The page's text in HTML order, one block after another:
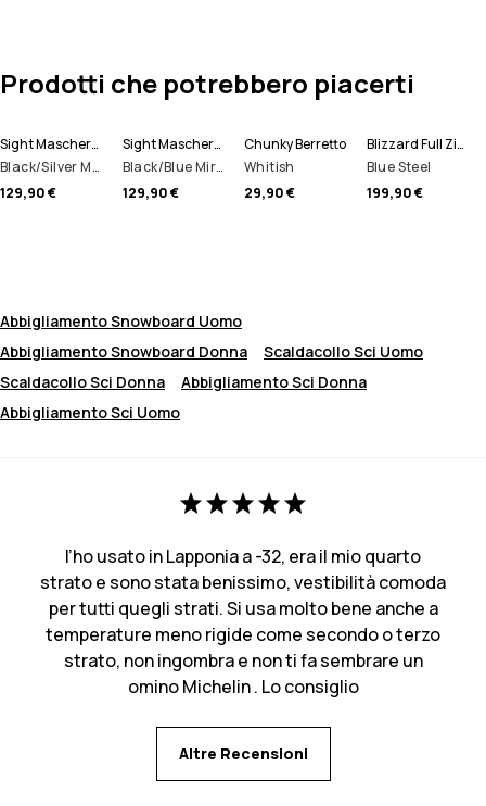
Prodotti che potrebbero piacerti
Sight Maschera Sci
Black/Silver Mirror
129,90 €
Sight Maschera Sci
Black/Blue Mirror
129,90 €
Chunky Berretto
Whitish
29,90 €
Blizzard Full Zip Giacca Snowboard Uomo
Blue Steel
199,90 €
Abbigliamento Snowboard Uomo
Abbigliamento Snowboard Donna
Scaldacollo Sci Uomo
Scaldacollo Sci Donna
Abbigliamento Sci Donna
Abbigliamento Sci Uomo
l’ho usato in Lapponia a -32, era il mio quarto
strato e sono stata benissimo, vestibilità comoda
per tutti quegli strati. Si usa molto bene anche a
temperature meno rigide come secondo o terzo
strato, non ingombra e non ti fa sembrare un
omino Michelin . Lo consiglio
Altre Recensioni